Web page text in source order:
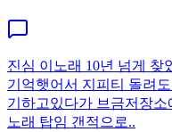
진심 이노래 10년 넘게 찾
기억햇어서 지피티 돌려
기하고있다가 브금저장
노래 탑임 갠적으로..